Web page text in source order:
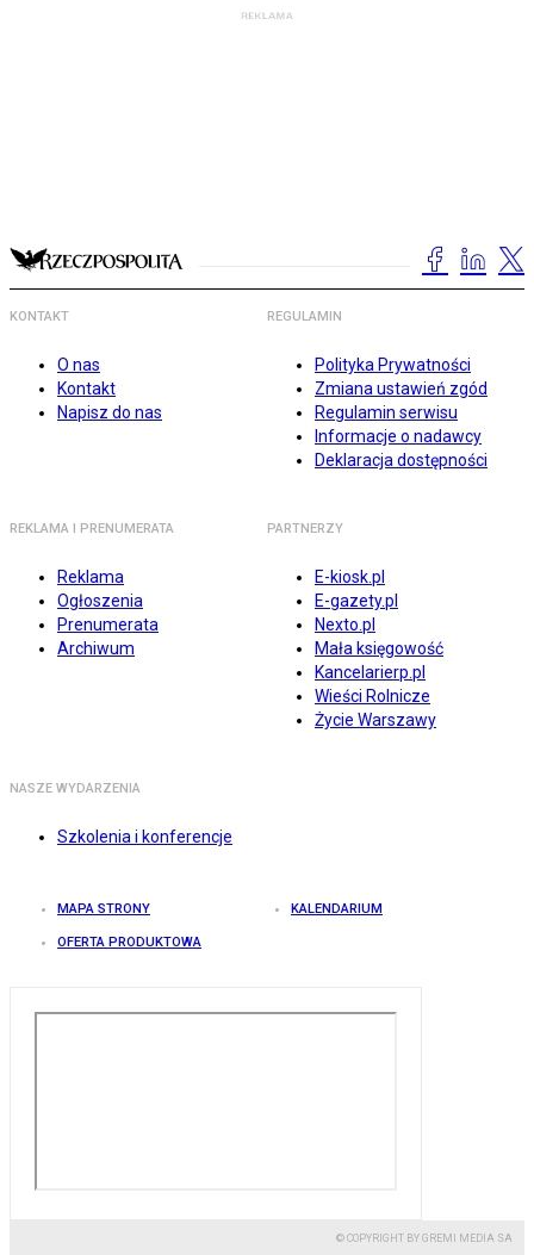
KONTAKT
O nas
Kontakt
Napisz do nas
REGULAMIN
Polityka Prywatności
Zmiana ustawień zgód
Regulamin serwisu
Informacje o nadawcy
Deklaracja dostępności
REKLAMA I PRENUMERATA
Reklama
Ogłoszenia
Prenumerata
Archiwum
PARTNERZY
E-kiosk.pl
E-gazety.pl
Nexto.pl
Mała księgowość
Kancelarierp.pl
Wieści Rolnicze
Życie Warszawy
NASZE WYDARZENIA
Szkolenia i konferencje
MAPA STRONY KALENDARIUM
OFERTA PRODUKTOWA
© COPYRIGHT BY GREMI MEDIA SA